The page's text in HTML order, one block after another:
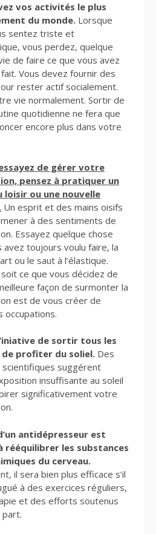
vos activités le plus
du monde. Lorsque
sentez triste et
vous perdez, quelque
de faire ce que vous avez
Vous devez fournir des
rester actif socialement.
vie normalement. Sortir de
quotidienne ne fera que
encore plus dans votre
de gérer votre
pensez à pratiquer un
loisir ou une nouvelle
Un esprit et des mains oisifs
à des sentiments de
Essayez quelque chose
avez toujours voulu faire, la
ou le saut à l’élastique.
ce que vous décidez de
façon de surmonter la
est de vous créer de
occupations.
de sortir tous les
profiter du soliel. Des
scientifiques suggérent
insuffisante au soleil
significativement votre
antidépresseur est
rééquilibrer les substances
du cerveau.
il sera bien plus efficace s’il
à des exercices réguliers,
et des efforts soutenus